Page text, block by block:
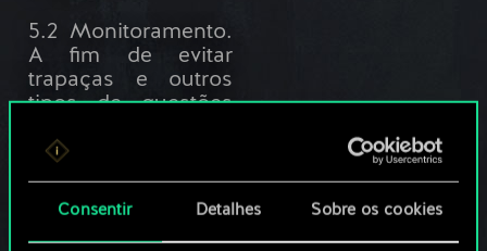
Consentir Detalhes Sobre os cookies
5.2 Monitoramento.
A fim de evitar
trapaças e outros
tipos de questões
cláusula 8 abaixo e
para proteger a
integridade de